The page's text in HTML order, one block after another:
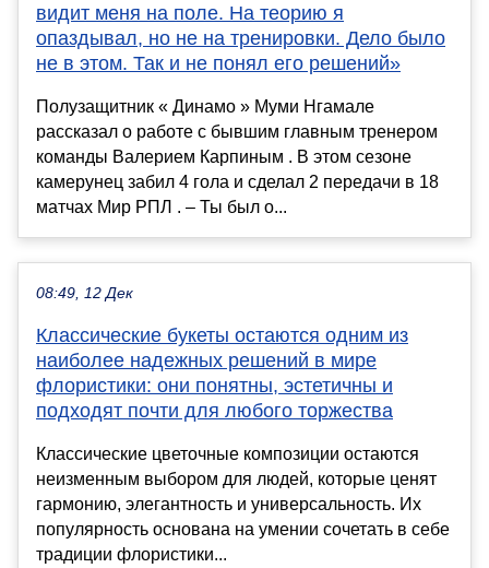
видит меня на поле. На теорию я
опаздывал, но не на тренировки. Дело было
не в этом. Так и не понял его решений»
Полузащитник « Динамо » Муми Нгамале
рассказал о работе с бывшим главным тренером
команды Валерием Карпиным . В этом сезоне
камерунец забил 4 гола и сделал 2 передачи в 18
матчах Мир РПЛ . – Ты был о...
08:49, 12 Дек
Классические букеты остаются одним из
наиболее надежных решений в мире
флористики: они понятны, эстетичны и
подходят почти для любого торжества
Классические цветочные композиции остаются
неизменным выбором для людей, которые ценят
гармонию, элегантность и универсальность. Их
популярность основана на умении сочетать в себе
традиции флористики...